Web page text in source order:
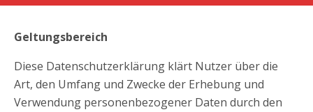
Geltungsbereich
Diese Datenschutzerklärung klärt Nutzer über die
Art, den Umfang und Zwecke der Erhebung und
Verwendung personenbezogener Daten durch den